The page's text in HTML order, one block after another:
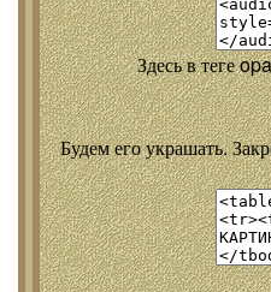
Здесь в теге
Будем его украшать.